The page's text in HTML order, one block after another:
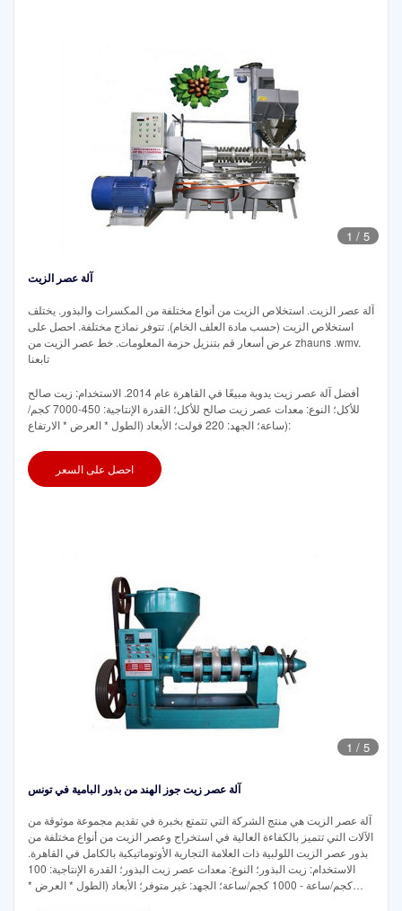
1 / 5
آلة عصر الزيت
آلة عصر الزيت. استخلاص الزيت من أنواع مختلفة من المكسرات والبذور. يختلف
استخلاص الزيت (حسب مادة العلف الخام). تتوفر نماذج مختلفة. احصل على
عرض أسعار قم بتنزيل حزمة المعلومات. خط عصر الزيت من zhauns .wmv.
تابعنا
أفضل آلة عصر زيت يدوية مبيعًا في القاهرة عام 2014. الاستخدام: زيت صالح
للأكل؛ النوع: معدات عصر زيت صالح للأكل؛ القدرة الإنتاجية: 450-7000 كجم/
ساعة؛ الجهد: 220 فولت؛ الأبعاد (الطول * العرض * الارتفاع):
احصل على السعر
1 / 5
آلة عصر زيت جوز الهند من بذور البامية في تونس
آلة عصر الزيت هي منتج الشركة التي تتمتع بخبرة في تقديم مجموعة موثوقة من
الآلات التي تتميز بالكفاءة العالية في استخراج وعصر الزيت من أنواع مختلفة من
بذور عصر الزيت اللولبية ذات العلامة التجارية الأوتوماتيكية بالكامل في القاهرة.
الاستخدام: زيت البذور؛ النوع: معدات عصر زيت البذور؛ القدرة الإنتاجية: 100
كجم/ساعة - 1000 كجم/ساعة؛ الجهد: غير متوفر؛ الأبعاد (الطول * العرض *